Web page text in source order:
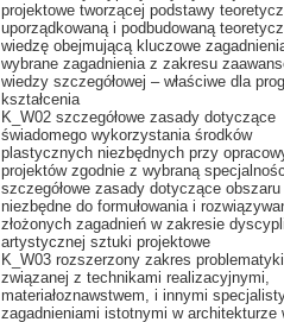
projektowe tworzącej podstawy
uporządkowaną i podbudowaną
wiedzę obejmującą kluczowe
wybrane zagadnienia z zakresu
wiedzy szczegółowej – właściwe dla
kształcenia
K_W02 szczegółowe zasady dotyczące
świadomego wykorzystania środków
plastycznych niezbędnych przy
projektów zgodnie z wybraną
szczegółowe zasady dotyczące
niezbędne do formułowania i
złożonych zagadnień w zakresie
artystycznej sztuki projektowe
K_W03 rozszerzony zakres problematyki
związanej z technikami realizacyjnymi,
materiałoznawstwem, i innymi
zagadnieniami istotnymi w architekturze